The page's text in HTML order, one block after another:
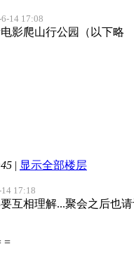
14 17:08
影爬山行公园（以下略
| 显示全部楼层
17:18
互相理解...聚会之后也
=